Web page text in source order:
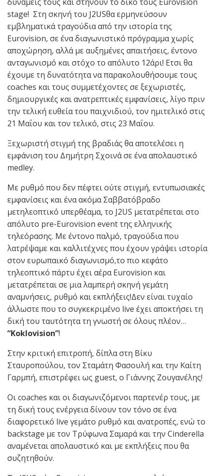
stage! Στη σκηνή του J2USθα ερμηνεύσουν
εμβληματικά τραγούδια από την ιστορία της
Eurovision, σε ένα διαγωνιστικό πρόγραμμα χωρίς
αποχώρηση, αλλά με αυξημένες απαιτήσεις, έντονο
ανταγωνισμό και στόχο το απόλυτο 12άρι! Ετσι θα
έχουμε τη δυνατότητα να παρακολουθήσουμε τους
coaches και τους συμμετέχοντες σε ξεχωριστές,
δημιουργικές και ανατρεπτικές εμφανίσεις, λίγο πριν
την τελική ευθεία του παιχνιδιού, τον ημιτελικό στις
21 Μαΐου και τον τελικό, στις 23 Μαΐου.
Ξεχωριστή στιγμή της βραδιάς θα αποτελέσει η
εμφάνιση του Δημήτρη Σχοινά σε ένα απολαυστικό
medley.
Με ρυθμό που δεν πέφτει ούτε στιγμή, εντυπωσιακές
εμφανίσεις και ένα ακόμα Σαββατόβραδο
μετηλεοπτικό υπερθέαμα, το J2US μετατρέπεται στο
απόλυτο pre-Eurovision event της ελληνικής
τηλεόρασης. Με έντονο παλμό, τραγούδια που
λατρέψαμε και καλλιτέχνες που έχουν γράψει ιστορία
στον ευρωπαικό διαγωνισμό,το πιο κεφάτο
τηλεοπτικό πάρτυ έχει αέρα Eurovision και
μετατρέπεται σε μια λαμπερή σκηνή γεμάτη
αναμνήσεις, ρυθμό και εκπλήξεις!Δεν είναι τυχαίο
άλλωστε που το συγκεκριμένο live έχει αποκτήσει τη
δική του ταυτότητα τη γνωστή σε όλους πλέον…
“Koklovision”!
Στην κριτική επιτροπή, δίπλα στη Βίκυ
Σταυροπούλου, τον Σταμάτη Φασουλή και την Καίτη
Γαρμπή, επιστρέφει ως guest, ο Γιάννης Ζουγανέλης!
Οι coaches και οι διαγωνιζόμενοι παρτενέρ τους, με
τη δική τους ενέργεια δίνουν τον τόνο σε ένα
διαφορετικό live γεμάτο ρυθμό και ανατροπές, ενώ το
backstage με τον Τρύφωνα Σαμαρά και την Cinderella
αναμένεται απολαυστικό και με εκπλήξεις που θα
συζητηθούν.